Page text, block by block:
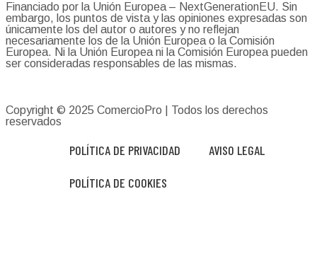
Financiado por la Unión Europea – NextGenerationEU. Sin
embargo, los puntos de vista y las opiniones expresadas son
únicamente los del autor o autores y no reflejan
necesariamente los de la Unión Europea o la Comisión
Europea. Ni la Unión Europea ni la Comisión Europea pueden
ser consideradas responsables de las mismas.
Copyright © 2025 ComercioPro | Todos los derechos
reservados
POLÍTICA DE PRIVACIDAD AVISO LEGAL
POLÍTICA DE COOKIES